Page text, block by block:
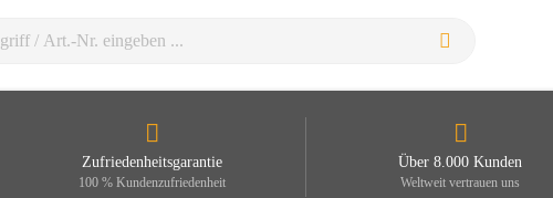
Zufriedenheitsgarantie
100 % Kundenzufriedenheit
Über 8.000 Kunden
Weltweit vertrauen uns